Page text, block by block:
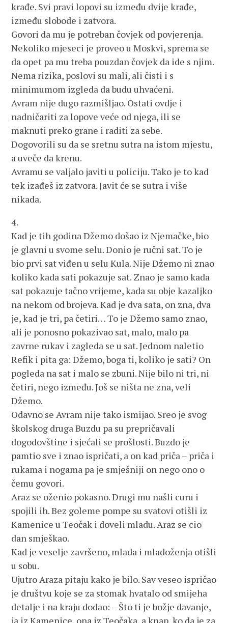
krađe. Svi pravi lopovi su između dvije krađe,
između slobode i zatvora.
Govori da mu je potreban čovjek od povjerenja.
Nekoliko mjeseci je proveo u Moskvi, sprema se
da opet pa mu treba pouzdan čovjek da ide s njim.
Nema rizika, poslovi su mali, ali čisti i s
minimumom izgleda da budu uhvaćeni.
Avram nije dugo razmišljao. Ostati ovdje i
nadničariti za lopove veće od njega, ili se
maknuti preko grane i raditi za sebe.
Dogovorili su da se sretnu sutra na istom mjestu,
a uveče da krenu.
Avramu se valjalo javiti u policiju. Tako je to kad
tek izađeš iz zatvora. Javit će se sutra i više
nikada.
4.
Kad je tih godina Džemo došao iz Njemačke, bio
je glavni u svome selu. Donio je ručni sat. To je
bio prvi sat viđen u selu Kula. Nije Džemo ni znao
koliko kada sati pokazuje sat. Znao je samo kada
sat pokazuje tačno vrijeme, kada su obje kazaljko
na nekom od brojeva. Kad je dva sata, on zna, dva
je, kad je tri, pa četiri… To je Džemo samo znao,
ali je ponosno pokazivao sat, malo, malo pa
zavrne rukav i zagleda se u sat. Jednom naletio
Refik i pita ga: Džemo, boga ti, koliko je sati? On
pogleda na sat i malo se zbuni. Nije bilo ni tri, ni
četiri, nego između. Još se ništa ne zna, veli
Džemo.
Odavno se Avram nije tako ismijao. Sreo je svog
školskog druga Buzdu pa su prepričavali
dogodovštine i sjećali se prošlosti. Buzdo je
pamtio sve i znao ispričati, a on kad priča – priča i
rukama i nogama pa je smješniji on nego ono o
čemu govori.
Araz se oženio pokasno. Drugi mu našli curu i
spojili ih. Bez goleme pompe su svatovi otišli iz
Kamenice u Teočak i doveli mladu. Araz se cio
dan smješkao.
Kad je veselje završeno, mlada i mladoženja otišli
u sobu.
Ujutro Araza pitaju kako je bilo. Sav veseo ispričao
je društvu koje se za stomak hvatalo od smijeha
detalje i na kraju dodao: – Što ti je božje davanje,
ja iz Kamenice, ona iz Teočaka, a knap, ko da je za